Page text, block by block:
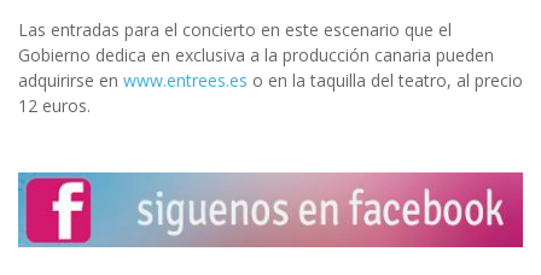
Las entradas para el concierto en este escenario que el
Gobierno dedica en exclusiva a la producción canaria pueden
adquirirse en www.entrees.es o en la taquilla del teatro, al precio
12 euros.